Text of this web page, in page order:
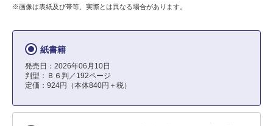
※画像は表紙及び帯等、実際とは異なる場合があります。
紙書籍
発売日：2026年06月10日
判型：Ｂ６判／192ページ
定価：924円（本体840円＋税）